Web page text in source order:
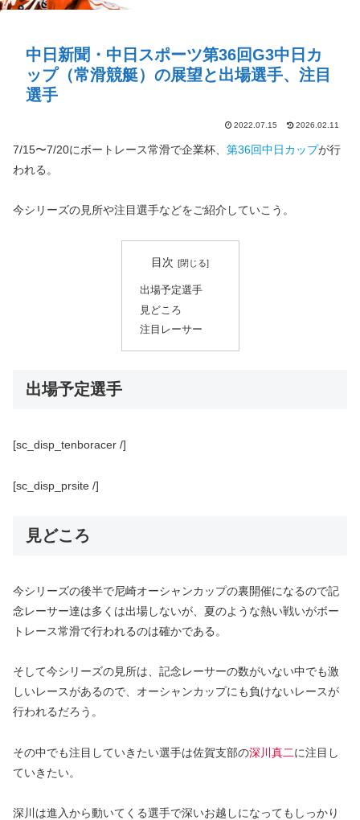
中日新聞・中日スポーツ第36回G3中日カ
ップ（常滑競艇）の展望と出場選手、注目
選手
2022.07.15 2026.02.11
7/15〜7/20にボートレース常滑で企業杯、 第36回中日カップが行
われる。
今シリーズの見所や注目選手などをご紹介していこう。
目次
出場予定選手
見どころ
注目レーサー
出場予定選手
[sc_disp_tenboracer /]
[sc_disp_prsite /]
見どころ
今シリーズの後半で尼崎オーシャンカップの裏開催になるので記
念レーサー達は多くは出場しないが、夏のような熱い戦いがボー
トレース常滑で行われるのは確かである。
そして今シリーズの見所は、記念レーサーの数がいない中でも激
しいレースがあるので、オーシャンカップにも負けないレースが
行われるだろう。
その中でも注目していきたい選手は佐賀支部の深川真二に注目し
ていきたい。
深川は進入から動いてくる選手で深いお越しになってもしっかり